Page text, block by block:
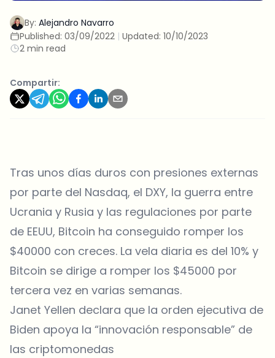
By: Alejandro Navarro
Published: 03/09/2022 | Updated: 10/10/2023
2 min read
Compartir:
Tras unos días duros con presiones externas
por parte del Nasdaq, el DXY, la guerra entre
Ucrania y Rusia y las regulaciones por parte
de EEUU, Bitcoin ha conseguido romper los
$40000 con creces. La vela diaria es del 10% y
Bitcoin se dirige a romper los $45000 por
tercera vez en varias semanas.
Janet Yellen declara que la orden ejecutiva de
Biden apoya la “innovación responsable” de
las criptomonedas